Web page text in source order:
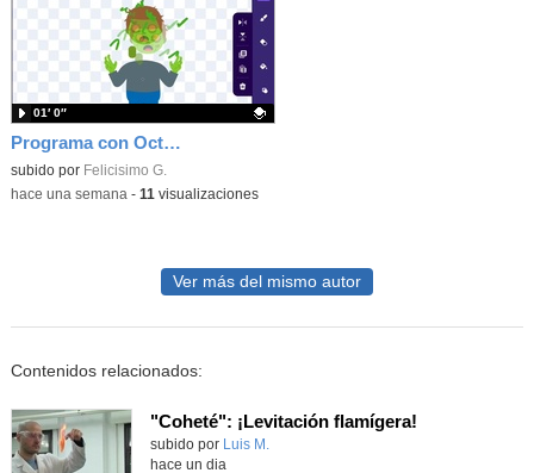
Programa con OctoStudio, un juego homenajeando al House of the dead con Zombies
Contenido educativo.
subido por Felicisimo G.
01′ 0″
-hace una semana - 11 visualizaciones
Ver más del mismo autor
Contenidos relacionados:
"Coheté": ¡Levitación flamígera!
Contenido educativo.
subido por Luis M.
hace un dia